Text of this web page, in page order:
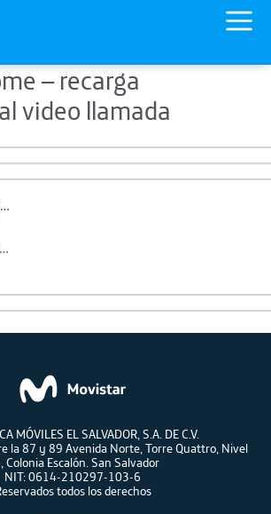
– recarga
video llamada
MÓVILES EL SALVADOR, S.A. DE C.V.
la 87 y 89 Avenida Norte, Torre Quattro, Nivel
Colonia Escalón. San Salvador
NIT: 0614-210297-103-6
todos los derechos